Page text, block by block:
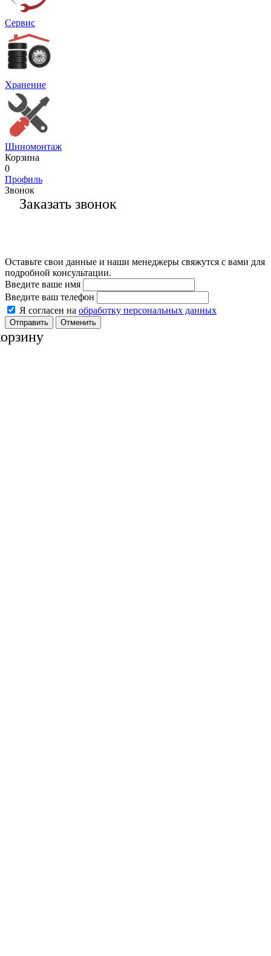
Сервис
Хранение
Шиномонтаж
Корзина
0
Профиль
Звонок
Заказать звонок
Оставьте свои данные и наши менеджеры свяжутся с вами для
подробной консультации.
Введите ваше имя
Введите ваш телефон
Я согласен на обработку персональных данных
Отменить